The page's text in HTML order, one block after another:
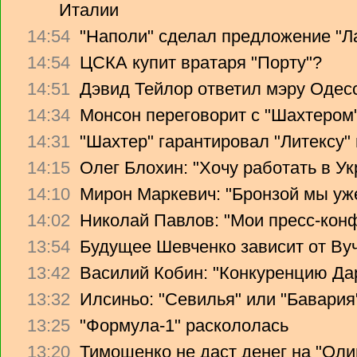
Италии
14:54 "Наполи" сделал предложение
14:54 ЦСКА купит вратаря "Порту"?
14:51 Дэвид Тейлор ответил мэру
14:34 Монсон переговорит с
14:31 "Шахтер" гарантировал
14:15 Олег Блохин: "Хочу работать в
14:10 Мирон Маркевич: "Бронзой мы
14:02 Николай Павлов: "Мои пресс-
13:54 Будущее Шевченко зависит от
13:42 Василий Кобин: "Конкуренцию
13:32 Илсиньо: "Севилья" или
13:25 "Формула-1" раскололась
13:20 Тимошенко не даст денег на